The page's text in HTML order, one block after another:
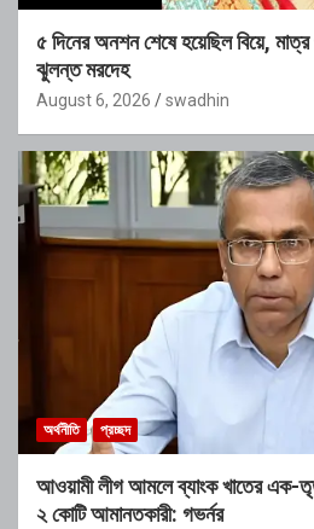
৫ দিনের অনশন শেষে হয়েছিল বিয়ে,
ঝুলন্ত মরদেহ
August 6, 2026 swadhin
অর্থনীতি প্রচ্ছদ
আওয়ামী লীগ আমলে ব্যাংক খাতের এক-
২ কোটি আমানতকারী: গভর্নর